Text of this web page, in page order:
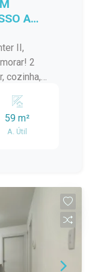
A
II,
2
cozinha,
59 m²
A. Útil